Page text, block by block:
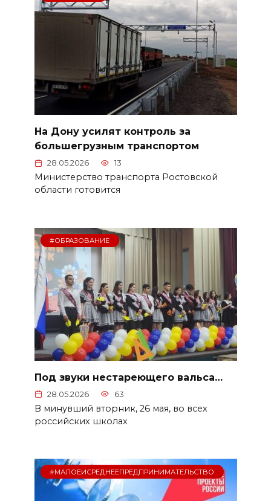
На Дону усилят контроль за
большегрузным транспортом
28.05.2026 13
Министерство транспорта Ростовской
области готовится
#ОБРАЗОВАНИЕ
Под звуки нестареющего вальса…
28.05.2026 63
В минувший вторник, 26 мая, во всех
российских школах
#МАЛОЕИСРЕДНЕЕПРЕДПРИНИМАТЕЛЬСТВО